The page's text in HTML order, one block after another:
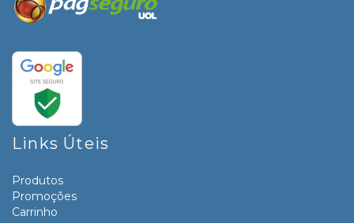
Links Úteis
Produtos
Promoções
Carrinho